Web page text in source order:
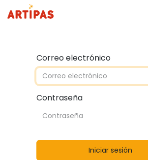
Correo electrónico
Contraseña
Iniciar sesión